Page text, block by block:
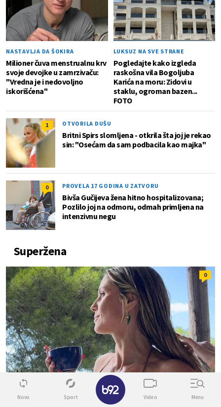
NASTAVLJA DA ŠOKIRA
Milioner čuva menstrualnu krv
svoje devojke u zamrzivaču:
"Vredna je i nedovoljno
iskorišćena"
LUKSUZ NA SVE STRANE
Pogledajte kako izgleda
raskošna vila Bogoljuba
Karića na moru: Zidovi u
staklu, ogroman bazen...
FOTO
1 OTVORILA DUŠU
Britni Spirs slomljena - otkrila šta joj je rekao
sin: "Osećam da sam podbacila kao majka"
0 PROVELA 17 GODINA U ZATVORU
Bivša Gučijeva žena hitno hospitalizovana;
Pozlilo joj na odmoru, odmah primljena na
intenzivnu negu
Superžena
0
Novo Sport Video Menu
✕